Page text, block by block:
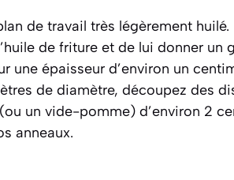
de travail très légèrement huilé.
de friture et de lui donner un
une épaisseur d’environ un
de diamètre, découpez des
un vide-pomme) d’environ 2
anneaux.